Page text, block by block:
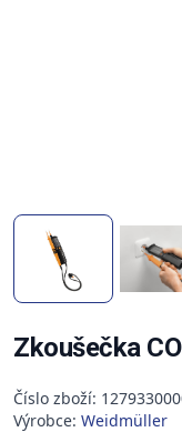
Zkoušečka
Číslo zboží:
Výrobce: Weidmüller